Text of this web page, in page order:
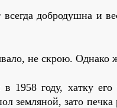
добродушна и
не скрою. Однако
году, хатку его
земляной, зато